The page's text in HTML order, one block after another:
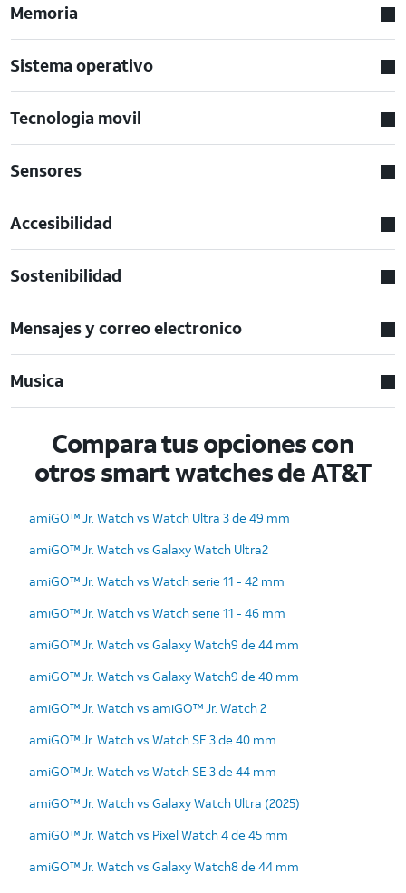
Memoria
Sistema operativo
Tecnologia movil
Sensores
Accesibilidad
Sostenibilidad
Mensajes y correo electronico
Musica
Compara tus opciones con
otros smart watches de AT&T
amiGO™ Jr. Watch vs Watch Ultra 3 de 49 mm
amiGO™ Jr. Watch vs Galaxy Watch Ultra2
amiGO™ Jr. Watch vs Watch serie 11 - 42 mm
amiGO™ Jr. Watch vs Watch serie 11 - 46 mm
amiGO™ Jr. Watch vs Galaxy Watch9 de 44 mm
amiGO™ Jr. Watch vs Galaxy Watch9 de 40 mm
amiGO™ Jr. Watch vs amiGO™ Jr. Watch 2
amiGO™ Jr. Watch vs Watch SE 3 de 40 mm
amiGO™ Jr. Watch vs Watch SE 3 de 44 mm
amiGO™ Jr. Watch vs Galaxy Watch Ultra (2025)
amiGO™ Jr. Watch vs Pixel Watch 4 de 45 mm
amiGO™ Jr. Watch vs Galaxy Watch8 de 44 mm